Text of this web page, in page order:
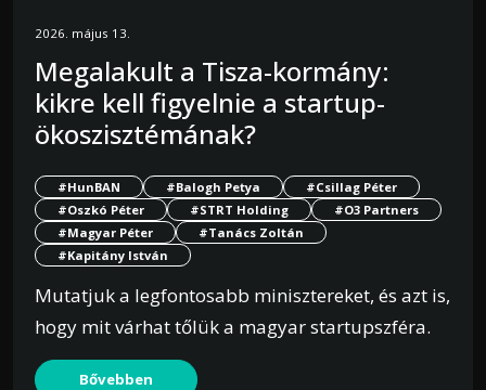
2026. május 13.
Megalakult a Tisza-kormány:
kikre kell figyelnie a startup-
ökoszisztémának?
#HunBAN #Balogh Petya
#Csillag Péter
#Oszkó Péter
#STRT Holding
#O3 Partners
#Magyar Péter
#Tanács Zoltán
#Kapitány István
Mutatjuk a legfontosabb minisztereket, és azt is,
hogy mit várhat tőlük a magyar startupszféra.
Bővebben